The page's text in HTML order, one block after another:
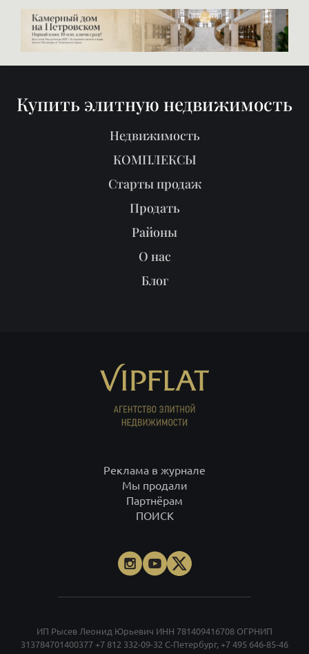
Купить элитную недвижимость
Недвижимость
КОМПЛЕКСЫ
Старты продаж
Продать
Районы
О нас
Блог
Реклама в журнале
Мы продали
Партнёрам
ПОИСК
ИП Рысев Леонид Юрьевич ИНН 781409416708 ОГРНИП
313784701400377 +7 812 332-09-32 С-Петербург, +7 495 646-85-46